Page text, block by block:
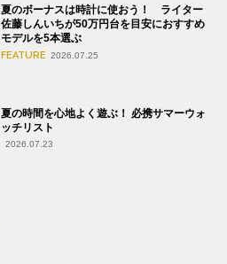
夏のボーナスは時計に使おう！ ライター
佐藤しんいちが50万円台を目安におすすめ
モデルを5本選ぶ
FEATURE 2026.07.25
夏の時間を心地よく遊ぶ！ 必携サマーウォ
ッチリスト
2026.07.23